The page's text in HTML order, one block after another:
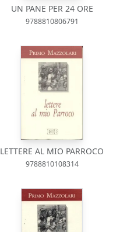
UN PANE PER 24 ORE
9788810806791
LETTERE AL MIO PARROCO
9788810108314